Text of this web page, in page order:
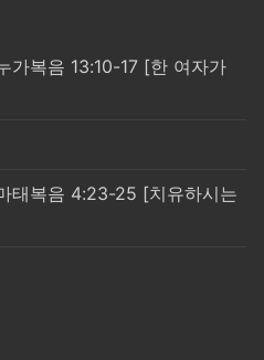
복음 13:10-17 [한 여자가
태복음 4:23-25 [치유하시는